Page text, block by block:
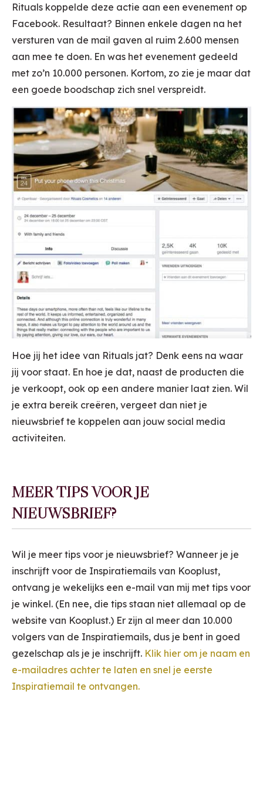
Rituals koppelde deze actie aan een evenement op
Facebook. Resultaat? Binnen enkele dagen na het
versturen van de mail gaven al ruim 2.600 mensen
aan mee te doen. En was het evenement gedeeld
met zo’n 10.000 personen. Kortom, zo zie je maar dat
een goede boodschap zich snel verspreidt.
Hoe jij het idee van Rituals jat? Denk eens na waar
jij voor staat. En hoe je dat, naast de producten die
je verkoopt, ook op een andere manier laat zien. Wil
je extra bereik creëren, vergeet dan niet je
nieuwsbrief te koppelen aan jouw social media
activiteiten.
MEER TIPS VOOR JE
NIEUWSBRIEF?
Wil je meer tips voor je nieuwsbrief? Wanneer je je
inschrijft voor de Inspiratiemails van Kooplust,
ontvang je wekelijks een e-mail van mij met tips voor
je winkel. (En nee, die tips staan niet allemaal op de
website van Kooplust.) Er zijn al meer dan 10.000
volgers van de Inspiratiemails, dus je bent in goed
gezelschap als je je inschrijft. Klik hier om je naam en
e-mailadres achter te laten en snel je eerste
Inspiratiemail te ontvangen.